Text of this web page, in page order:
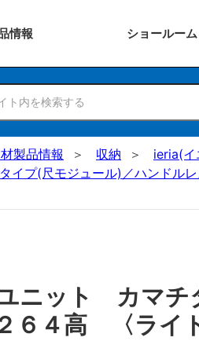
情報 ショールーム
製品情報 収納
ieria(イ
イプ(尺モジュール)／ハンド
ニット カマチ
４高 〈ライ